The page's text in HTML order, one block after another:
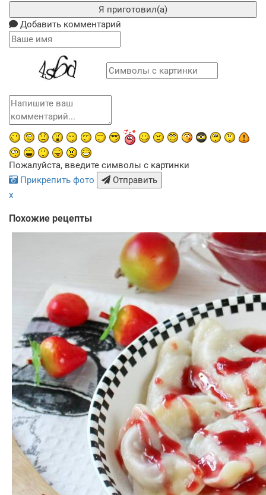
Я приготовил(а)
Добавить комментарий
Пожалуйста, введите символы с картинки
Прикрепить фото
Отправить
x
Похожие рецепты